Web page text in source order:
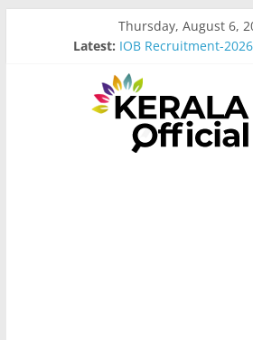
Thursday, August 6,
Latest: IOB Recruitment-
Govt Driver job Apply
Kerala Govt Onam Gift
MCC Recruitment-